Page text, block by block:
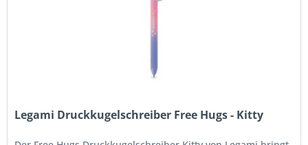
Legami Druckkugelschreiber Free Hugs - Kitty